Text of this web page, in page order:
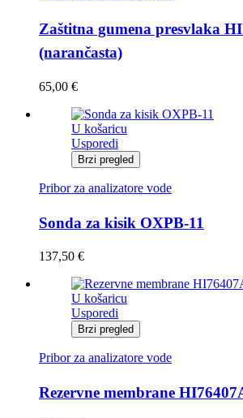
Zaštitna gumena presvlaka
(narančasta)
65,00 €
U košaricu
Usporedi
Brzi pregled
Pribor za analizatore vode
Sonda za kisik OXPB-11
137,50 €
U košaricu
Usporedi
Brzi pregled
Pribor za analizatore vode
Rezervne membrane